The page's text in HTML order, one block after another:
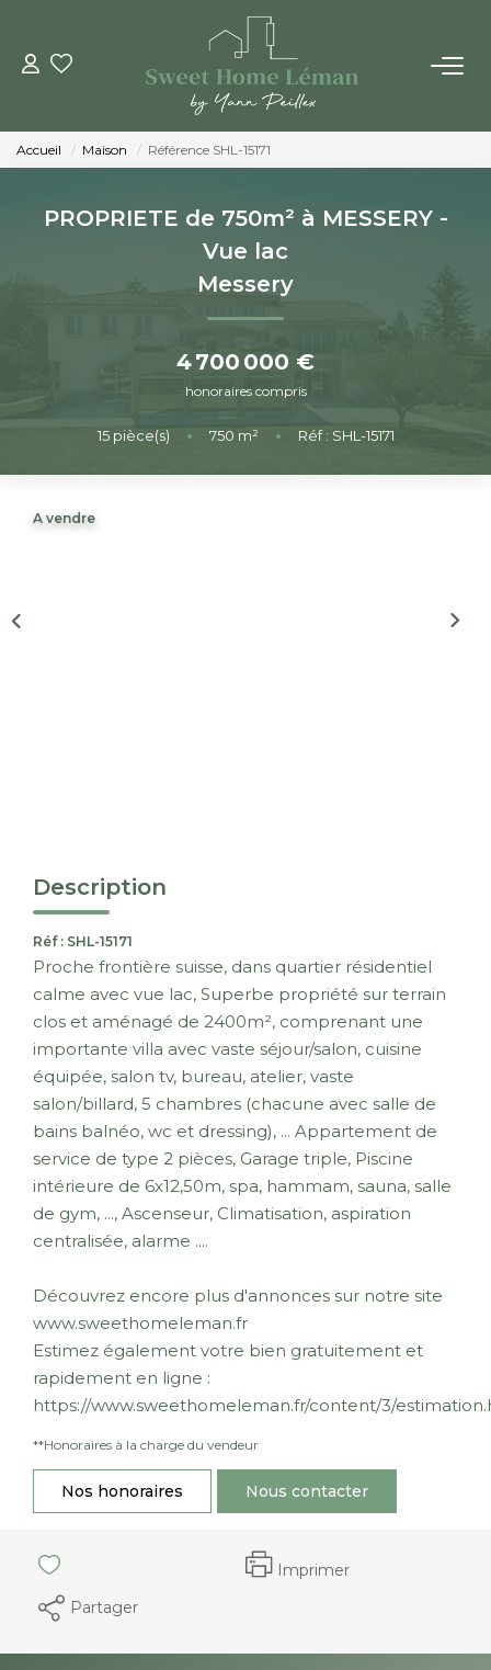
ACHETER
PROGRAMMES NEUFS
ESTIMER EN LIGNE
LES AGENCES
Qui Sommes-Nous
Accueil Maison Référence SHL-15171
PROPRIETE de 750m² à MESSERY -
Vue lac
Messery
4 700 000 €
honoraires compris
15pièce(s) • 750 m² • Réf : SHL-15171
A vendre
Description
Réf : SHL-15171
Proche frontière suisse, dans quartier résidentiel
calme avec vue lac, Superbe propriété sur terrain
clos et aménagé de 2400m², comprenant une
importante villa avec vaste séjour/salon, cuisine
équipée, salon tv, bureau, atelier, vaste
salon/billard, 5 chambres (chacune avec salle de
bains balnéo, wc et dressing), ... Appartement de
service de type 2 pièces, Garage triple, Piscine
intérieure de 6x12,50m, spa, hammam, sauna, salle
de gym, ..., Ascenseur, Climatisation, aspiration
centralisée, alarme ....
Découvrez encore plus d'annonces sur notre site
www.sweethomeleman.fr
Estimez également votre bien gratuitement et
rapidement en ligne :
https://www.sweethomeleman.fr/content/3/
**Honoraires à la charge du vendeur
Nos honoraires Nous contacter
Imprimer
Partager